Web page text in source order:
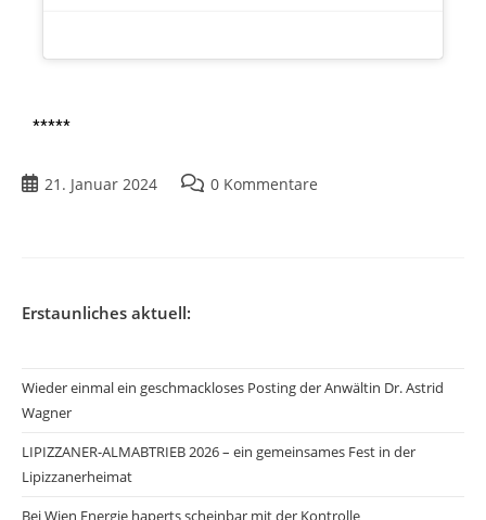
*****
21. Januar 2024 0 Kommentare
Erstaunliches aktuell:
Wieder einmal ein geschmackloses Posting der Anwältin Dr. Astrid
Wagner
LIPIZZANER-ALMABTRIEB 2026 – ein gemeinsames Fest in der
Lipizzanerheimat
Bei Wien Energie haperts scheinbar mit der Kontrolle